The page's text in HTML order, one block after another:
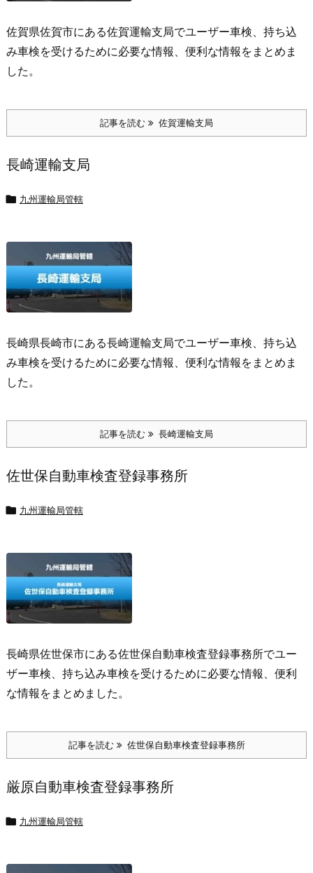
佐賀県佐賀市にある佐賀運輸支局でユーザー車検、持ち込
み車検を受けるために必要な情報、便利な情報をまとめま
した。
記事を読む 佐賀運輸支局
長崎運輸支局
 九州運輸局管轄
長崎県長崎市にある長崎運輸支局でユーザー車検、持ち込
み車検を受けるために必要な情報、便利な情報をまとめま
した。
記事を読む 長崎運輸支局
佐世保自動車検査登録事務所
 九州運輸局管轄
長崎県佐世保市にある佐世保自動車検査登録事務所でユー
ザー車検、持ち込み車検を受けるために必要な情報、便利
な情報をまとめました。
記事を読む 佐世保自動車検査登録事務所
厳原自動車検査登録事務所
 九州運輸局管轄